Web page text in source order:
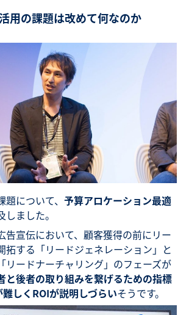
用の課題は改めて何なのか
について、 予算アロケーション最適
しました。
告宣伝において、顧客獲得の前にリー
拓する「リードジェネレーション」と
リードナーチャリング」のフェーズが
と後者の取り組みを繋げるための指標
しくROIが説明しづらいそうです。